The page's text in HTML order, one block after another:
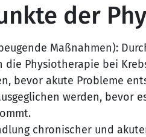
der
Maßnahmen):
die Physiotherapie bei
bevor akute Probleme
werden, bevor
chronischer und